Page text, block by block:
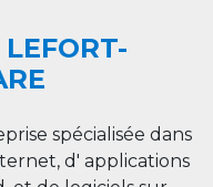
spécialisée dans
d' applications